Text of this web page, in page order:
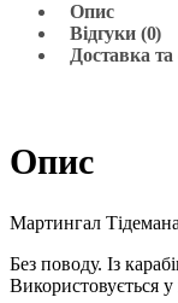
Опис
Відгуки (0)
Доставка та
Опис
Мартингал
Без поводу. Із
Використовується